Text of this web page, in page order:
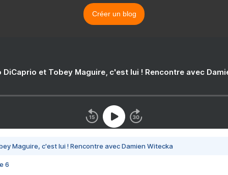
Créer un blog
DiCaprio et Tobey Maguire, c'est lui ! Rencontre avec
Maguire, c'est lui ! Rencontre avec Damien Witecka
6